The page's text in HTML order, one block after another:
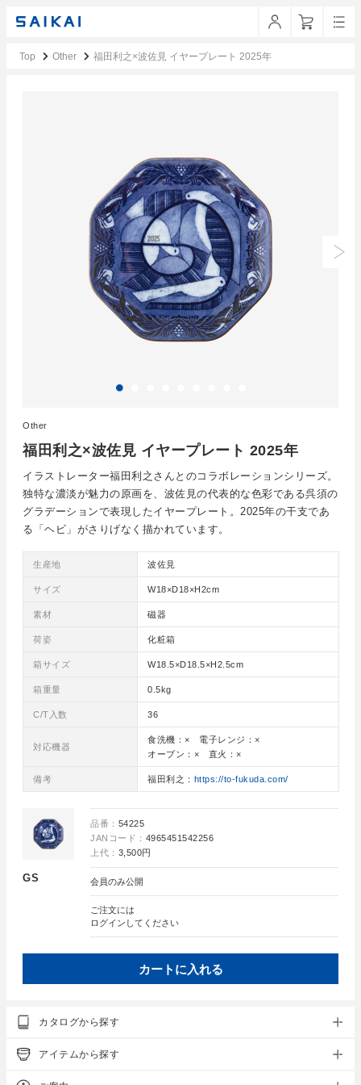
Top Other 福田利之×波佐見 イヤープレート 2025年
福田利之×波佐見 イヤープレート 2025年
Other
イラストレーター福田利之さんとのコラボレーションシリーズ。
独特な濃淡が魅力の原画を、波佐見の代表的な色彩である呉須の
グラデーションで表現したイヤープレート。2025年の干支であ
る「ヘビ」がさりげなく描かれています。
生産地 波佐見
サイズ W18×D18×H2cm
素材 磁器
荷姿 化粧箱
箱サイズ W18.5×D18.5×H2.5cm
箱重量 0.5kg
C/T入数 36
対応機器
食洗機：× 電子レンジ：×
オーブン：× 直火：×
備考 福田利之： https://to-fukuda.com/
GS
品番： 54225
JANコード： 4965451542256
上代： 3,500円
会員のみ公開
ご注文には
ログイン してください
カートに入れる
カタログから探す
アイテムから探す